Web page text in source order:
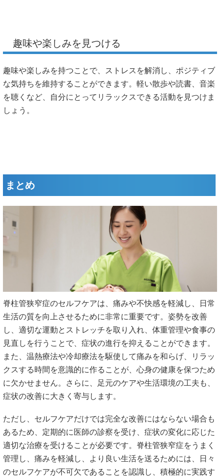
趣味や楽しみを見つける
趣味や楽しみを持つことで、ストレスを解消し、ポジティブ
な気持ちを維持することができます。軽い散歩や読書、音楽
を聴くなど、自分にとってリラックスできる活動を見つけま
しょう。
まとめ
脊柱管狭窄症のセルフケアは、痛みや不快感を軽減し、日常
生活の質を向上させるために非常に重要です。姿勢を改善
し、適切な運動とストレッチを取り入れ、体重管理や食事の
見直しを行うことで、症状の進行を抑えることができます。
また、温熱療法や冷却療法を駆使して痛みを和らげ、リラッ
クスする時間を意識的に作ることが、心身の健康を保つため
に欠かせません。さらに、足元のケアや生活環境の工夫も、
症状の改善に大きく寄与します。
ただし、セルフケアだけでは完全な改善にはならない場合も
あるため、定期的に医師の診察を受け、症状の変化に応じた
適切な治療を受けることが必要です。脊柱管狭窄症をうまく
管理し、痛みを軽減し、より良い生活を送るためには、日々
のセルフケアが不可欠であることを認識し、積極的に実践す